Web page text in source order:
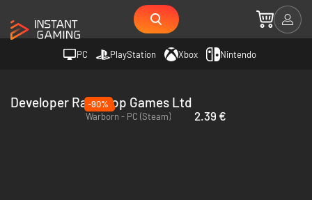
PC PlayStation Xbox Nintendo
Developer Raredrop Games Ltd
-90%
Warborn - PC (Steam)
2.39 €